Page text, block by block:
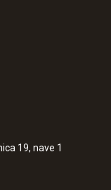
19, nave 1